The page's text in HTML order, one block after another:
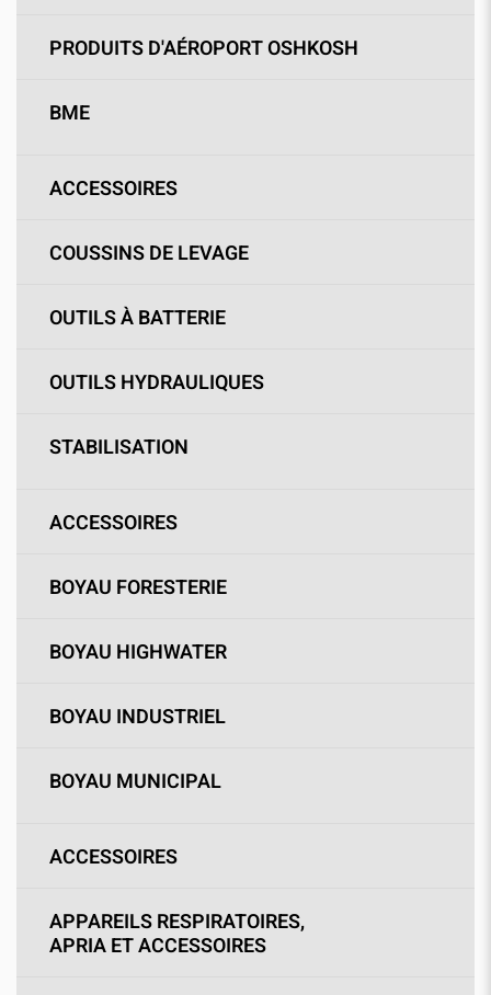
PRODUITS D'AÉROPORT OSHKOSH
BME
ACCESSOIRES
COUSSINS DE LEVAGE
OUTILS À BATTERIE
OUTILS HYDRAULIQUES
STABILISATION
ACCESSOIRES
BOYAU FORESTERIE
BOYAU HIGHWATER
BOYAU INDUSTRIEL
BOYAU MUNICIPAL
ACCESSOIRES
APPAREILS RESPIRATOIRES,
APRIA ET ACCESSOIRES